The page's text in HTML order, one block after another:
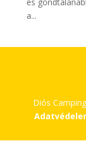
a...
Diós